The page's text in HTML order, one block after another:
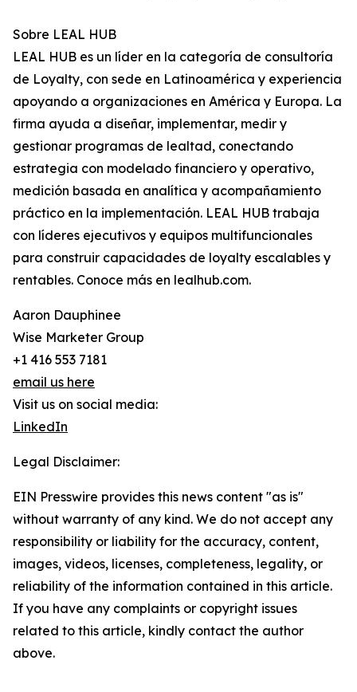
Sobre LEAL HUB
LEAL HUB es un líder en la categoría de consultoría
de Loyalty, con sede en Latinoamérica y experiencia
apoyando a organizaciones en América y Europa. La
firma ayuda a diseñar, implementar, medir y
gestionar programas de lealtad, conectando
estrategia con modelado financiero y operativo,
medición basada en analítica y acompañamiento
práctico en la implementación. LEAL HUB trabaja
con líderes ejecutivos y equipos multifuncionales
para construir capacidades de loyalty escalables y
rentables. Conoce más en lealhub.com.
Aaron Dauphinee
Wise Marketer Group
+1 416 553 7181
email us here
Visit us on social media:
LinkedIn
Legal Disclaimer:
EIN Presswire provides this news content "as is"
without warranty of any kind. We do not accept any
responsibility or liability for the accuracy, content,
images, videos, licenses, completeness, legality, or
reliability of the information contained in this article.
If you have any complaints or copyright issues
related to this article, kindly contact the author
above.